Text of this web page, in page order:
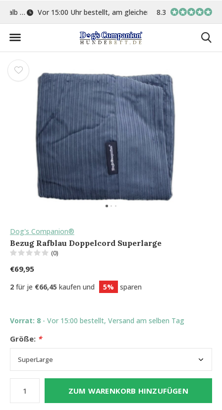
Vor 15:00 Uhr bestellt, am gleichen Tag versand In eigener
8.3
Dog's Companion®
Bezug Rafblau Doppelcord Superlarge
(0)
€69,95
2 für je €66,45 kaufen und 5% sparen
Vorrat: 8 - Vor 15:00 bestellt, Versand am selben Tag
Größe: *
ZUM WARENKORB HINZUFÜGEN